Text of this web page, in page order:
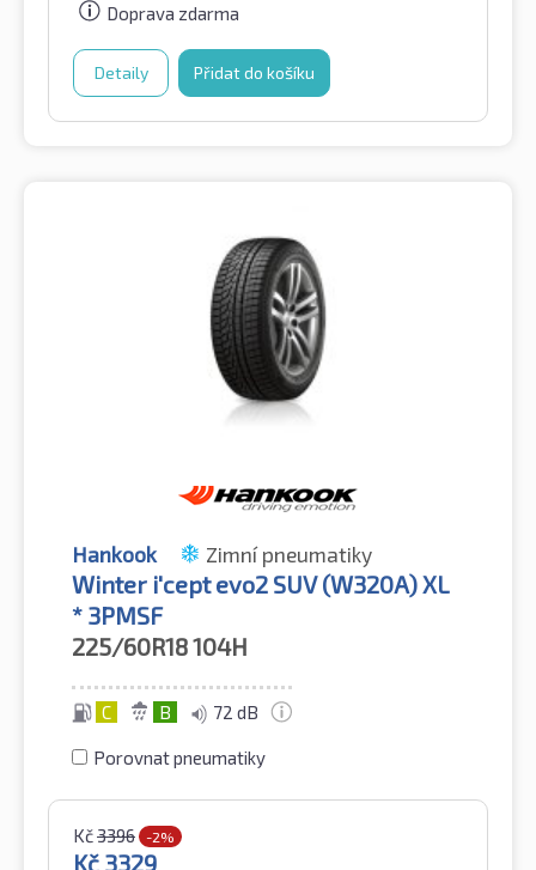
Doprava zdarma
Detaily Přidat do košíku
Hankook Zimní pneumatiky
Winter i'cept evo2 SUV (W320A) XL
* 3PMSF
225/60R18104H
C B 72 dB
Porovnat pneumatiky
Kč3396 -2%
Kč 3329